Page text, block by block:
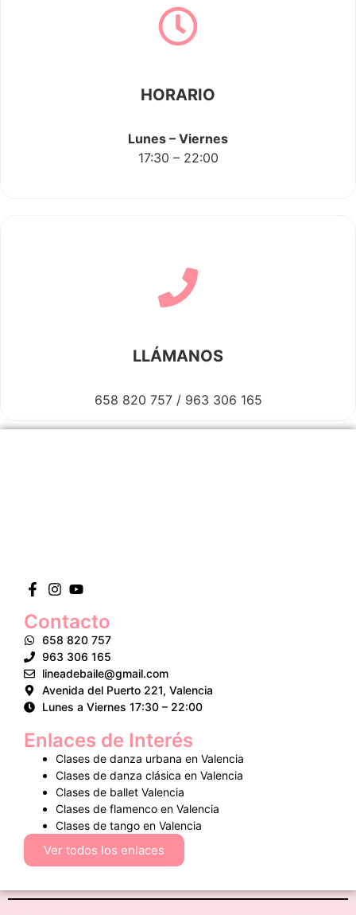
HORARIO
Lunes – Viernes
17:30 – 22:00
LLÁMANOS
658 820 757 / 963 306 165
Contacto
658 820 757
963 306 165
lineadebaile@gmail.com
Avenida del Puerto 221, Valencia
Lunes a Viernes 17:30 – 22:00
Enlaces de Interés
Clases de danza urbana en Valencia
Clases de danza clásica en Valencia
Clases de ballet Valencia
Clases de flamenco en Valencia
Clases de tango en Valencia
Ver todos los enlaces